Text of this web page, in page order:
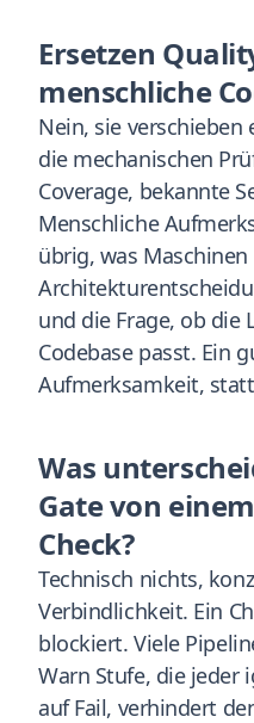
Ersetzen
menschliche
Nein, sie verschieben
die mechanischen
Coverage, bekannte
Menschliche
übrig, was
und die Frage, ob die
Codebase passt. Ein
Aufmerksamkeit,
Was
Gate von
Check?
Technisch nichts,
Verbindlichkeit. Ein
blockiert. Viele
Warn Stufe, die jeder
auf Fail, verhindert